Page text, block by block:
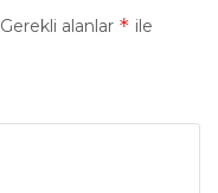
Gerekli alanlar * ile